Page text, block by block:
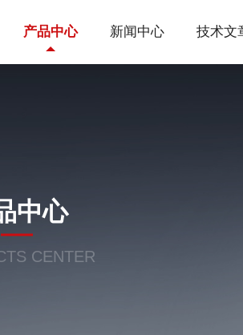
产品中心 新闻中心 技术文
中心
CENTER